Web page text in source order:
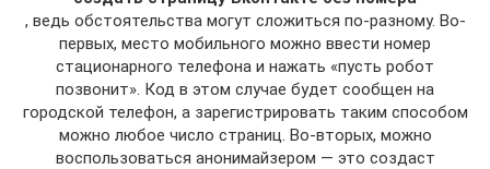
, ведь обстоятельства могут сложиться по-разному. Во-
первых, место мобильного можно ввести номер
стационарного телефона и нажать «пусть робот
позвонит». Код в этом случае будет сообщен на
городской телефон, а зарегистрировать таким способом
можно любое число страниц. Во-вторых, можно
воспользоваться анонимайзером — это создаст